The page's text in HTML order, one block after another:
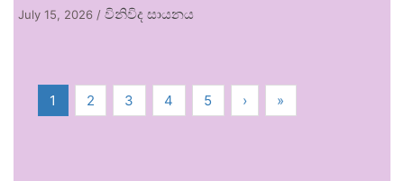
July 15, 2026 / විනිවිද සායනය
1 2 3 4 5 › »